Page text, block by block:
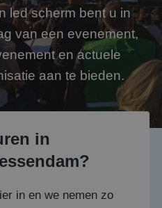
led scherm bent u in
van een evenement,
en actuele
aan te bieden.
in
in en we nemen zo